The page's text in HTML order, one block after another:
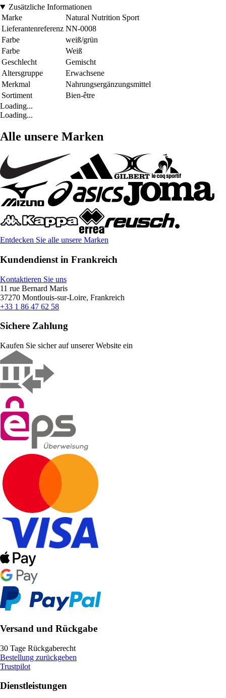
Zusätzliche Informationen
Marke
Natural Nutrition Sport
Lieferantenreferenz NN-0008
Farbe
weiß/grün
Farbe
Weiß
Geschlecht
Gemischt
Altersgruppe
Erwachsene
Merkmal
Nahrungsergänzungsmittel
Sortiment
Bien-être
Loading...
Loading...
Alle unsere Marken
Entdecken Sie alle unsere Marken
Kundendienst in Frankreich
Kontaktieren Sie uns
11 rue Bernard Maris
37270 Montlouis-sur-Loire, Frankreich
+33 1 86 47 62 58
Sichere Zahlung
Kaufen Sie sicher auf unserer Website ein
Versand und Rückgabe
30 Tage Rückgaberecht
Bestellung zurückgeben
Trustpilot
Dienstleistungen